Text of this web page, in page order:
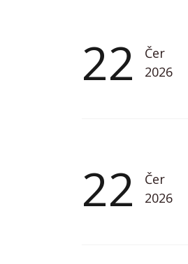
22
Čer
2026
22
Čer
2026